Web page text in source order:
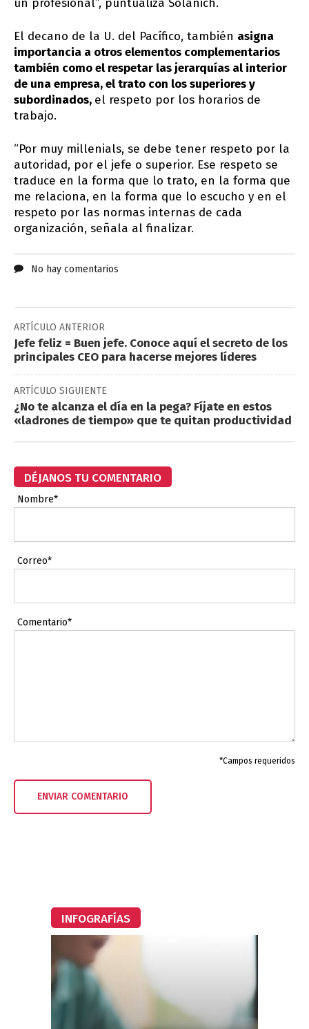
un profesional”, puntualiza Sólanich.
El decano de la U. del Pacífico, también asigna
importancia a otros elementos complementarios
también como el respetar las jerarquías al interior
de una empresa, el trato con los superiores y
subordinados, el respeto por los horarios de
trabajo.
“Por muy millenials, se debe tener respeto por la
autoridad, por el jefe o superior. Ese respeto se
traduce en la forma que lo trato, en la forma que
me relaciona, en la forma que lo escucho y en el
respeto por las normas internas de cada
organización, señala al finalizar.
No hay comentarios
ARTÍCULO ANTERIOR
Jefe feliz = Buen jefe. Conoce aquí el secreto de los
principales CEO para hacerse mejores líderes
ARTÍCULO SIGUIENTE
¿No te alcanza el día en la pega? Fíjate en estos
«ladrones de tiempo» que te quitan productividad
DÉJANOS TU COMENTARIO
Nombre*
Correo*
Comentario*
*Campos requeridos
INFOGRAFÍAS